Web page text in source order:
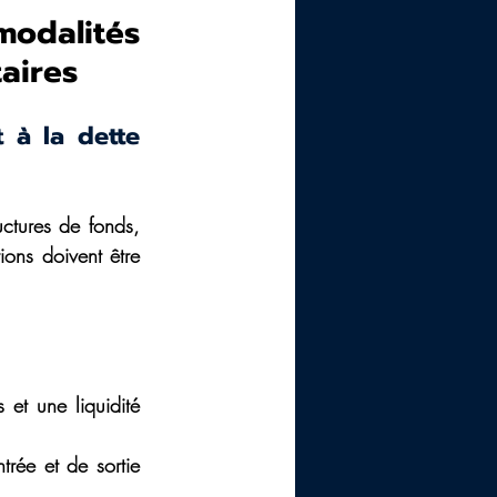
à la dette
de fonds,
doivent être
et une liquidité
et de sortie